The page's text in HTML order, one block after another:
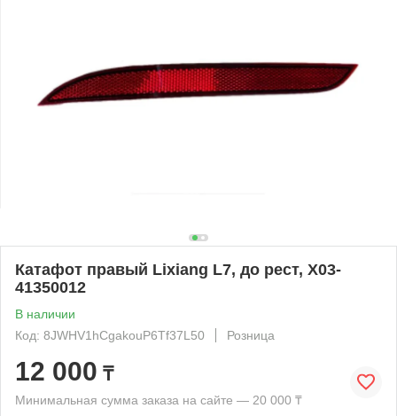
Катафот правый Lixiang L7, до рест, X03-
41350012
В наличии
Код: 8JWHV1hCgakouP6Tf37L50
Розница
12 000 ₸
Минимальная сумма заказа на сайте — 20 000 ₸